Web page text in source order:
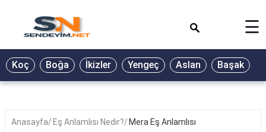
BİYOGRAFİ
GALERİ
☰
Koç Boğa İkizler Yengeç Aslan Başak
Anasayfa Eş Anlamlısı Nedir? Mera Eş Anlamlısı